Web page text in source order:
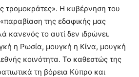
τρομοκράτες». Η κυβέρνηση του
της εδαφικής μας
κανενός το αυτί δεν ιδρώνει.
η Ρωσία, μουγκή η Κίνα, μουγκή
κοινότητα. Το καθεστώς της
τη βόρεια Κύπρο και